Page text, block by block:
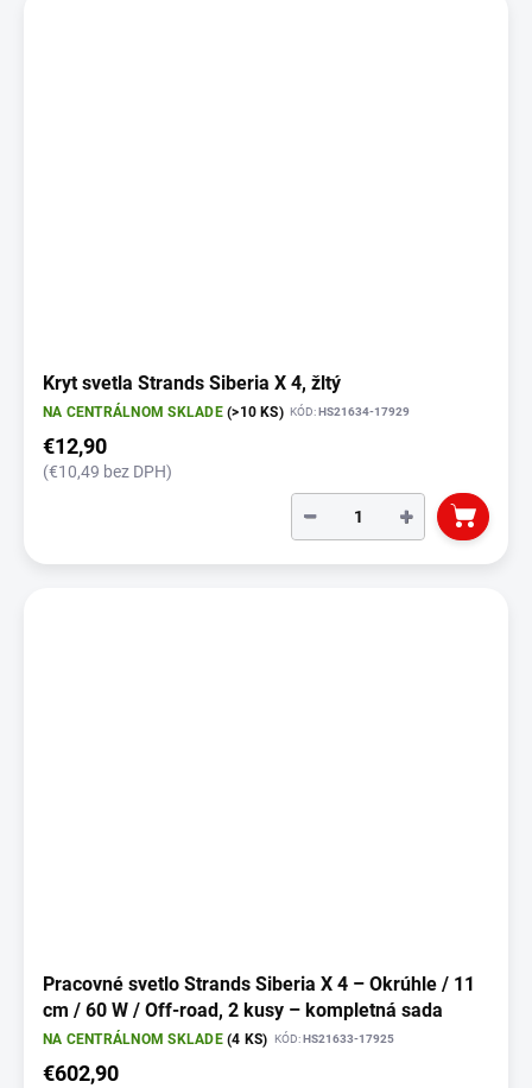
Kryt svetla Strands Siberia X 4, žltý
NA CENTRÁLNOM SKLADE(>10 KS) KÓD: HS21634-17929
€12,90
(€10,49 bez DPH)
+
−
Pracovné svetlo Strands Siberia X 4 – Okrúhle / 11
cm / 60 W / Off-road, 2 kusy – kompletná sada
NA CENTRÁLNOM SKLADE(4 KS) KÓD:HS21633-17925
€602,90